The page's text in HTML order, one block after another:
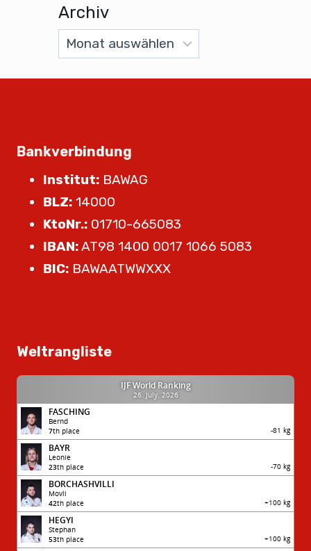
Archiv
Bankverbindung
Institut: BAWAG
BLZ: 14000
KtoNr.: 01710-665083
IBAN:AT98 1400 0017 1066 5083
BIC: BAWAATWWXXX
Weltrangliste